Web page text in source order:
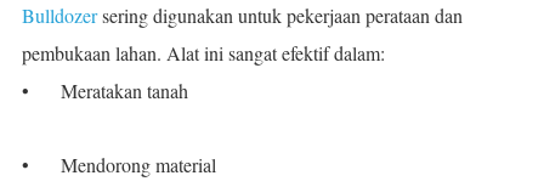
Bulldozersering digunakan untuk pekerjaan perataan dan
pembukaan lahan. Alat ini sangat efektif dalam:
•
Meratakan tanah
•
Mendorong material